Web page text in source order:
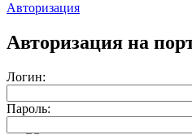
Авторизация
Авторизация на
Логин:
Пароль: